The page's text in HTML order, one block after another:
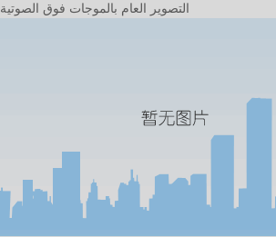
التصوير العام بالموجات فوق الصوتية